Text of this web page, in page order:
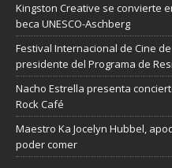
Kingston Creative se convierte
beca UNESCO-Aschberg
Festival Internacional de Cine
presidente del Programa de
Nacho Estrella presenta
Rock Café
Maestro Ka Jocelyn Hubbel,
poder comer